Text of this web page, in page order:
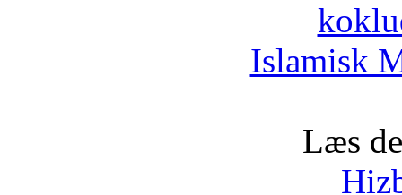
Islamisk
Læs